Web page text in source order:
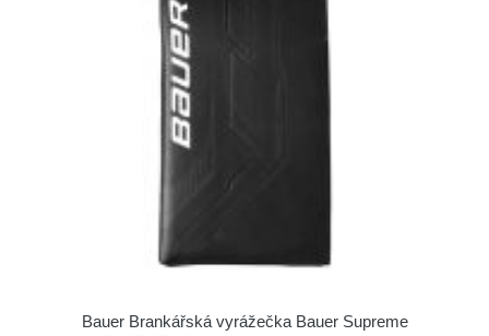
Bauer Brankářská vyrážečka Bauer Supreme